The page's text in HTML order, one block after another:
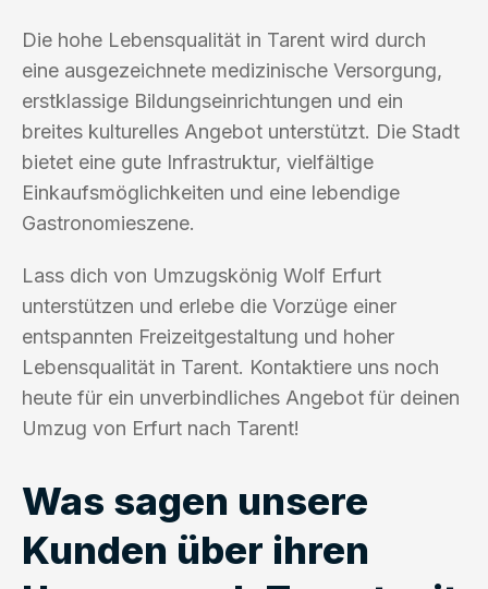
Die hohe Lebensqualität in Tarent wird durch
eine ausgezeichnete medizinische Versorgung,
erstklassige Bildungseinrichtungen und ein
breites kulturelles Angebot unterstützt. Die Stadt
bietet eine gute Infrastruktur, vielfältige
Einkaufsmöglichkeiten und eine lebendige
Gastronomieszene.
Lass dich von Umzugskönig Wolf Erfurt
unterstützen und erlebe die Vorzüge einer
entspannten Freizeitgestaltung und hoher
Lebensqualität in Tarent. Kontaktiere uns noch
heute für ein unverbindliches Angebot für deinen
Umzug von Erfurt nach Tarent!
Was sagen unsere
Kunden über ihren